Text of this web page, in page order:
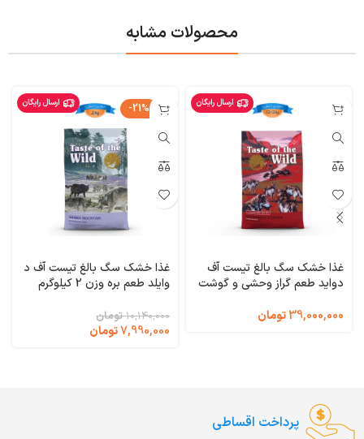
محصولات مشابه
ارسال رایگان
غذا خشک سگ بالغ تیست آف
دواید طعم گراز وحشی و گوشت
Taste of the Wild
39,000,000تومان
-21% ارسال رایگان
غذا خشک سگ بالغ تیست آف د
وایلد طعم بره وزن 2 کیلوگرم
Mountain
10,140,000 تومان
7,990,000تومان
پرداخت اقساطی